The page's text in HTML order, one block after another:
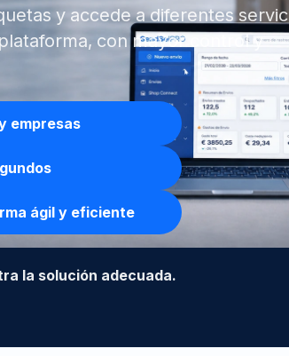
y accede a diferentes
con mayor control y
empresas
ágil y eficiente
la solución adecuada.